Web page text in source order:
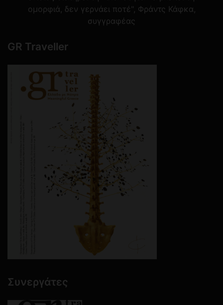
ομορφιά, δεν γερνάει ποτέ", Φράντς Κάφκα,
συγγραφέας
GR Traveller
Συνεργάτες